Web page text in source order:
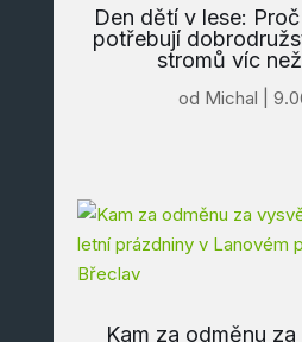
Den dětí v lese:
potřebují
stromů víc
od Michal
Kam za odměnu